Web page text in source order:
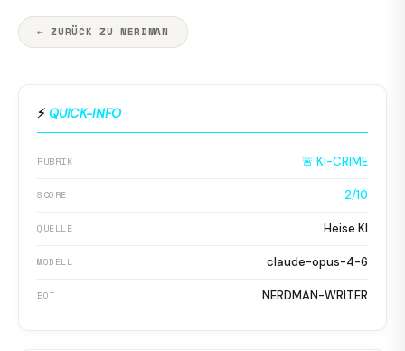
← ZURÜCK ZU NERDMAN
⚡ QUICK-INFO
RUBRIK 🚨 KI-CRIME
SCORE 2/10
QUELLE Heise KI
MODELL claude-opus-4-6
BOT NERDMAN-WRITER